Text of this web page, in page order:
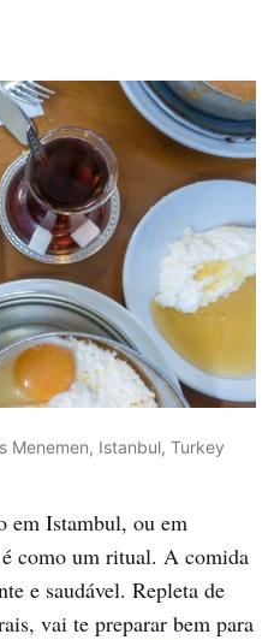
Menemen, Istanbul, Turkey
em Istambul, ou em
como um ritual. A comida
e saudável. Repleta de
vai te preparar bem para